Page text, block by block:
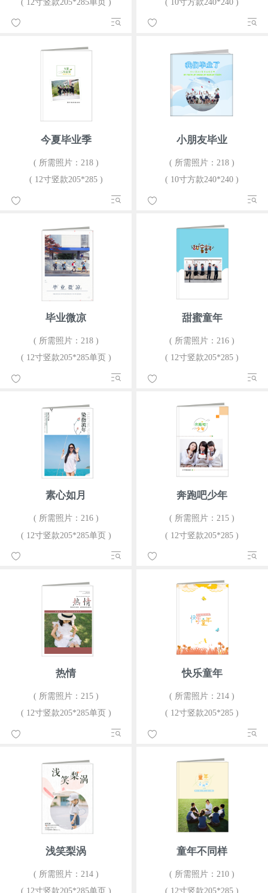
今夏毕业季
( 所需照片：218 )
( 12寸竖款205*285 )
小朋友毕业
( 所需照片：218 )
( 10寸方款240*240 )
毕业微凉
( 所需照片：218 )
( 12寸竖款205*285单页 )
甜蜜童年
( 所需照片：216 )
( 12寸竖款205*285 )
素心如月
( 所需照片：216 )
( 12寸竖款205*285单页 )
奔跑吧少年
( 所需照片：215 )
( 12寸竖款205*285 )
热情
( 所需照片：215 )
( 12寸竖款205*285单页 )
快乐童年
( 所需照片：214 )
( 12寸竖款205*285 )
浅笑梨涡
( 所需照片：214 )
( 12寸竖款205*285单页 )
童年不同样
( 所需照片：210 )
( 12寸竖款205*285 )